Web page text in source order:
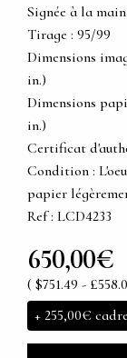
Signée à la
Tirage : 95/99
Dimensions
in.)
Dimensions
in.)
Certificat
Condition :
papier
Ref : LCD4233
650,00€
( $751.49 -
+ 255,00€